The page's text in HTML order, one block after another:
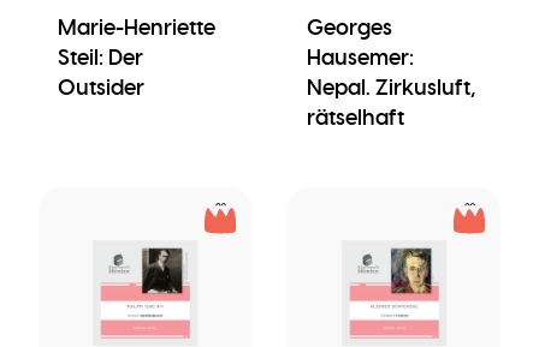
Marie-Henriette
Steil: Der
Outsider
Georges
Hausemer:
Nepal. Zirkusluft,
rätselhaft